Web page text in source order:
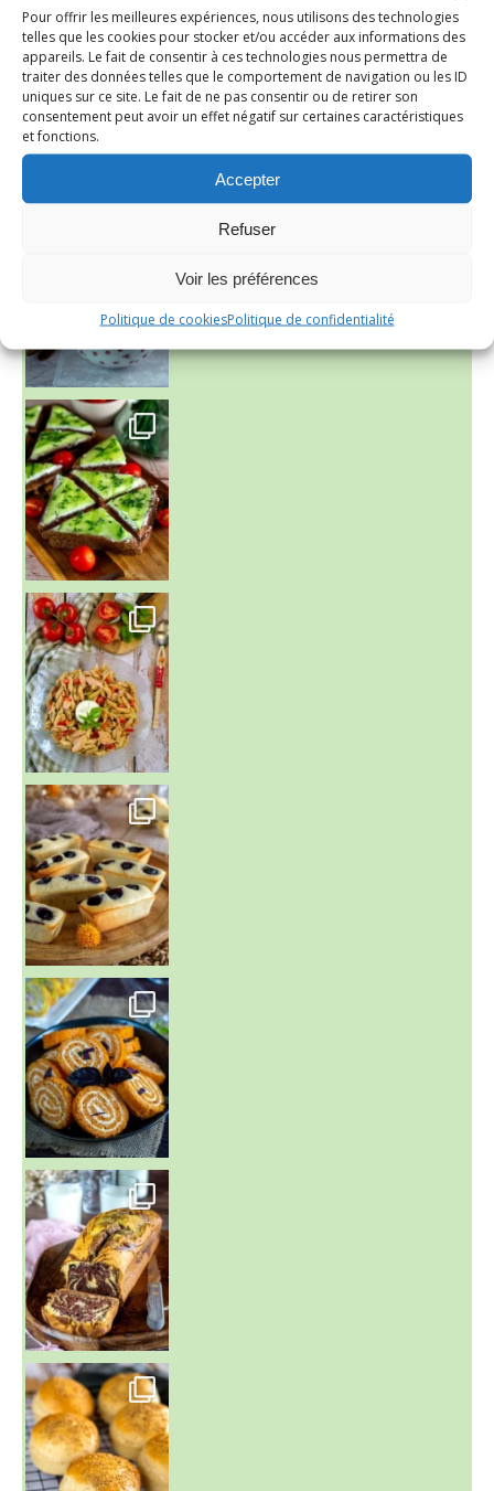
Pour offrir les meilleures expériences, nous utilisons des technologies
telles que les cookies pour stocker et/ou accéder aux informations des
appareils. Le fait de consentir à ces technologies nous permettra de
traiter des données telles que le comportement de navigation ou les ID
uniques sur ce site. Le fait de ne pas consentir ou de retirer son
consentement peut avoir un effet négatif sur certaines caractéristiques
et fonctions.
Accepter
Refuser
Voir les préférences
Politique de cookiesPolitique de confidentialité
~ SALADE DE PÂTES AUX DEUX TOMATES THON ET BURRA
~ FINANCIERS MYRTILLES ET CITRON ~
Aujourd'hu
~ BUNS MAISON ~
Un peu de boulange par ici au